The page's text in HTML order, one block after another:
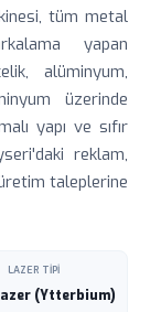
tüm metal
yapan
alüminyum,
üzerinde
yapı ve sıfır
reklam,
taleplerine
LAZER TIPI
(Ytterbium)